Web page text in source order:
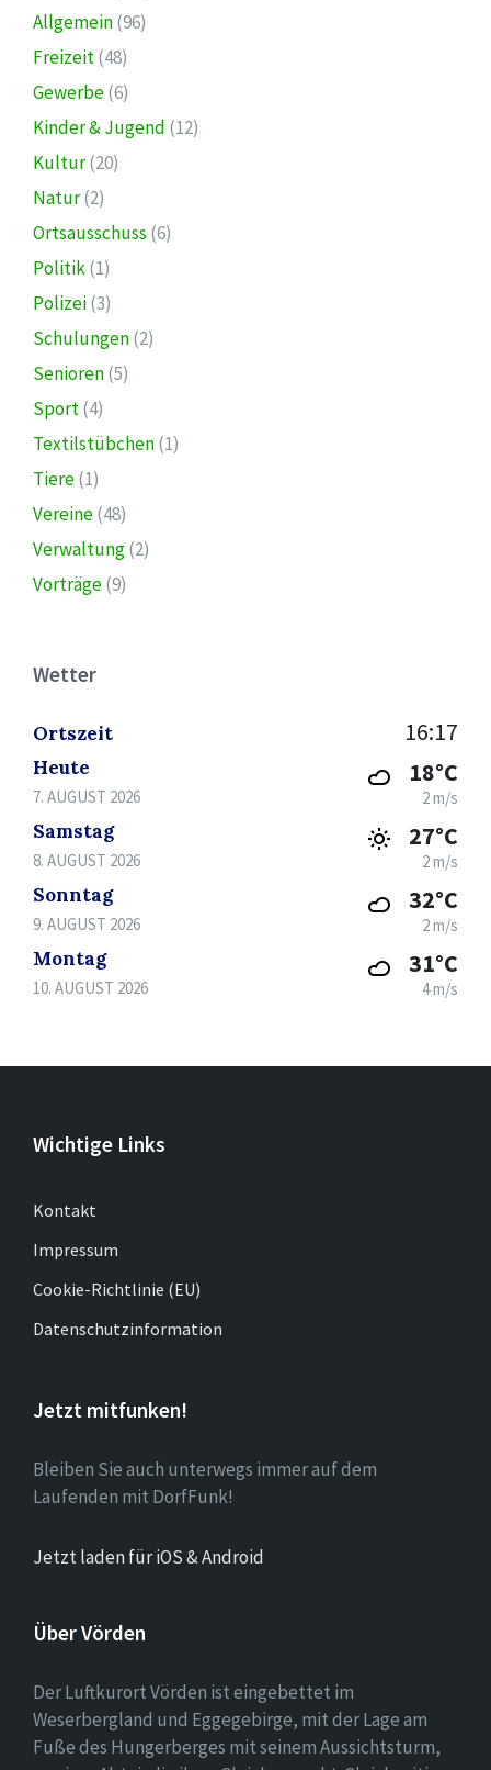
Allgemein(96)
Freizeit(48)
Gewerbe(6)
Kinder & Jugend (12)
Kultur(20)
Natur(2)
Ortsausschuss (6)
Politik(1)
Polizei(3)
Schulungen(2)
Senioren(5)
Sport(4)
Textilstübchen(1)
Tiere(1)
Vereine(48)
Verwaltung(2)
Vorträge(9)
Wetter
Ortszeit 16:17
Heute
7. AUGUST 2026
18°C
2 m/s
Samstag
8. AUGUST 2026
27°C
2 m/s
Sonntag
9. AUGUST 2026
32°C
2 m/s
Montag
10. AUGUST 2026
31°C
4 m/s
Wichtige Links
Kontakt
Impressum
Cookie-Richtlinie (EU)
Datenschutzinformation
Jetzt mitfunken!
Bleiben Sie auch unterwegs immer auf dem
Laufenden mit DorfFunk!
Jetzt laden für iOS & Android
Über Vörden
Der Luftkurort Vörden ist eingebettet im
Weserbergland und Eggegebirge, mit der Lage am
Fuße des Hungerberges mit seinem Aussichtsturm,